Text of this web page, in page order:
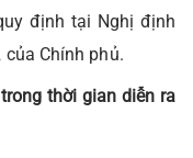
định tại Nghị định
Chính phủ.
thời gian diễn ra